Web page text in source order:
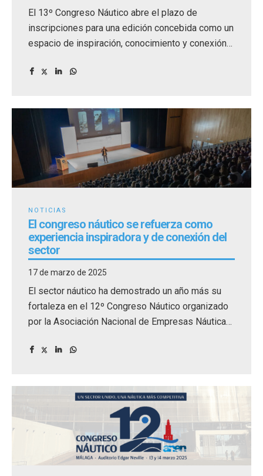
El 13º Congreso Náutico abre el plazo de
inscripciones para una edición concebida como un
espacio de inspiración, conocimiento y conexión
liderar el futuro del sector náutico.
NOTICIAS
El congreso náutico se refuerza como
experiencia inspiradora y de conexión del
sector
17 de marzo de 2025
El sector náutico ha demostrado un año más su
fortaleza en el 12º Congreso Náutico organizado
por la Asociación Nacional de Empresas Náuticas
Auditorio Edgar Neville de Málaga.